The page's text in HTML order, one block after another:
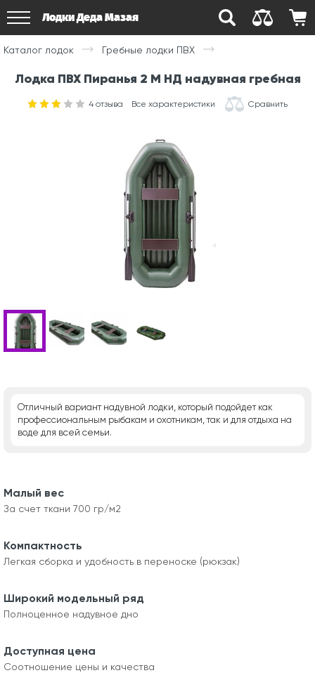
Лодки Деда Мазая
Каталог лодок Гребные лодки ПВХ
Лодка ПВХ Пиранья 2 М НД надувная гребная
4 отзыва Все характеристики Сравнить
Отличный вариант надувной лодки, который подойдет как
профессиональным рыбакам и охотникам, так и для отдыха на
воде для всей семьи.
Малый вес
За счет ткани 700 гр/м2
Компактность
Легкая сборка и удобность в переноске (рюкзак)
Широкий модельный ряд
Полноценное надувное дно
Доступная цена
Соотношение цены и качества